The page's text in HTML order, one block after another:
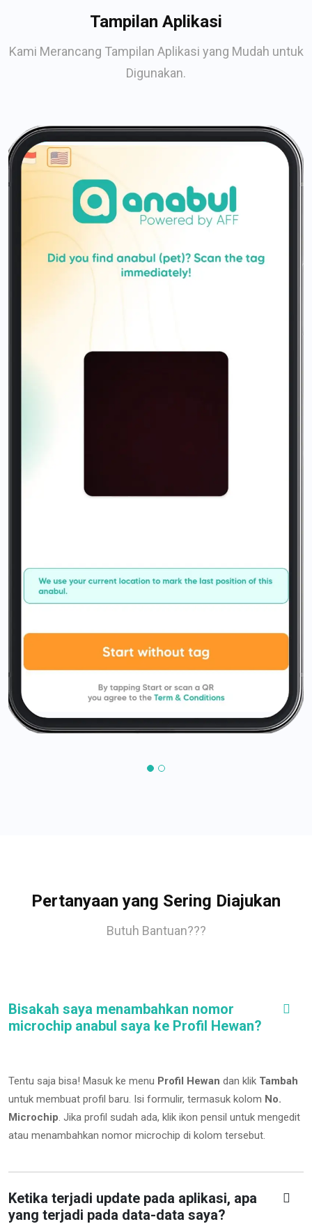
Tampilan Aplikasi
Kami Merancang Tampilan Aplikasi yang Mudah untuk
Digunakan.
Pertanyaan yang Sering Diajukan
Butuh Bantuan???
Bisakah saya menambahkan nomor
microchip anabul saya ke Profil Hewan?
Tentu saja bisa! Masuk ke menu Profil Hewan dan klik Tambah
untuk membuat profil baru. Isi formulir, termasuk kolom No.
Microchip. Jika profil sudah ada, klik ikon pensil untuk mengedit
atau menambahkan nomor microchip di kolom tersebut.
Ketika terjadi update pada aplikasi, apa
yang terjadi pada data-data saya?